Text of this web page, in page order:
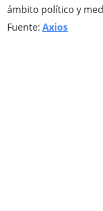
ámbito político y
Fuente: Axios